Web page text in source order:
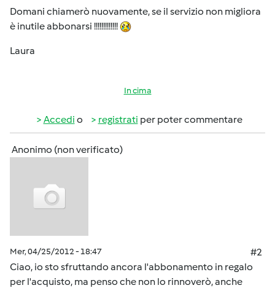
Domani chiamerò nuovamente, se il servizio non migliora
è inutile abbonarsi !!!!!!!!!!!!!
Laura
In cima
Accedi o registrati per poter commentare
Anonimo (non verificato)
Mer, 04/25/2012 - 18:47
#2
Ciao, io sto sfruttando ancora l'abbonamento in regalo
per l'acquisto, ma penso che non lo rinnoverò, anche